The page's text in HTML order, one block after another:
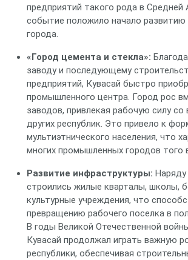
предприятий такого рода в Средней
событие положило начало развитию
города.
«Город цемента и стекла»:
заводу и последующему
предприятий, Кувасай быстро
промышленного центра. Город рос
заводов, привлекая рабочую силу со
других республик. Это привело к
мультиэтнического населения, что
многих промышленных городов того
Развитие инфраструктуры:
строились жилые кварталы, школы,
культурные учреждения, что
превращению рабочего поселка в
В годы Великой Отечественной
Кувасай продолжал играть важную
республики, обеспечивая